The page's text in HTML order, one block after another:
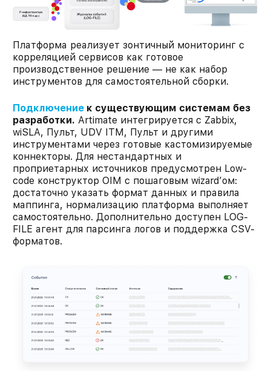
Платформа реализует зонтичный мониторинг с
корреляцией сервисов как готовое
производственное решение — не как набор
инструментов для самостоятельной сборки.
Подключениек существующим системам без
разработки. Artimate интегрируется с Zabbix,
wiSLA, Пульт, UDV ITM, Пульт и другими
инструментами через готовые кастомизируемые
коннекторы. Для нестандартных и
проприетарных источников предусмотрен Low-
code конструктор OIM с пошаговым wizard’ом:
достаточно указать формат данных и правила
маппинга, нормализацию платформа выполняет
самостоятельно. Дополнительно доступен LOG-
FILE агент для парсинга логов и поддержка CSV-
форматов.